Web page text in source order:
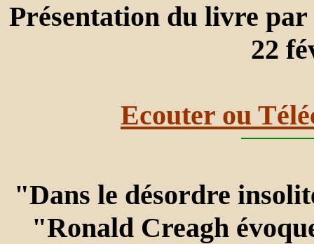
Présentation du livre
22
Ecouter ou
"Dans le désordre
"Ronald Creagh